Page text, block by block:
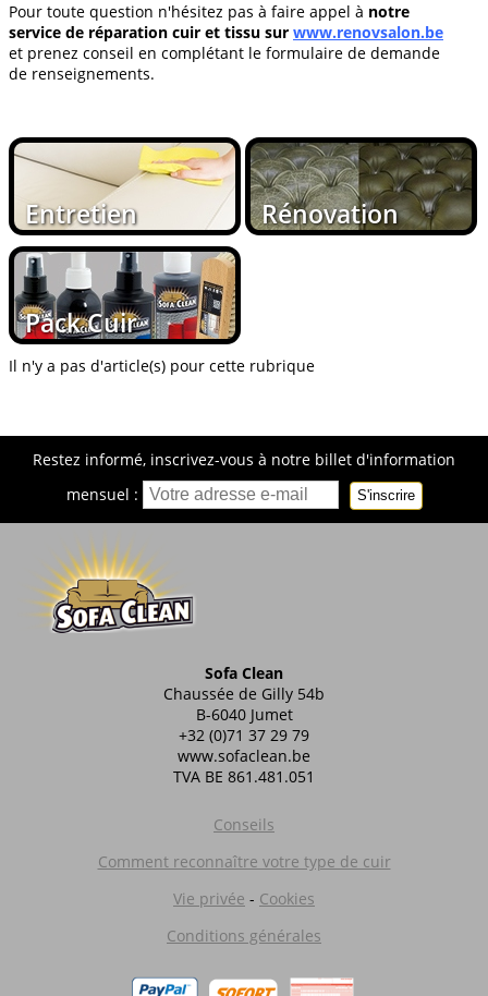
Pour toute question n'hésitez pas à faire appel à notre
service de réparation cuir et tissu sur www.renovsalon.be
et prenez conseil en complétant le formulaire de demande
de renseignements.
Entretien Rénovation
Pack Cuir
Il n'y a pas d'article(s) pour cette rubrique
Restez informé, inscrivez-vous à notre billet d'information
mensuel :
S'inscrire
Sofa Clean
Chaussée de Gilly 54b
B-6040 Jumet
+32 (0)71 37 29 79
www.sofaclean.be
TVA BE 861.481.051
Conseils
Comment reconnaître votre type de cuir
Vie privée - Cookies
Conditions générales